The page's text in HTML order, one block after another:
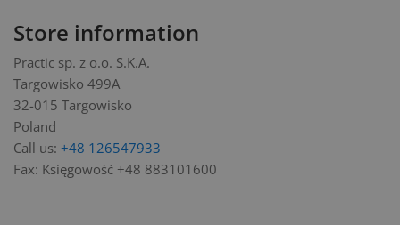
Store information
Practic sp. z o.o. S.K.A.
Targowisko 499A
32-015 Targowisko
Poland
Call us: +48 126547933
Fax: Księgowość +48 883101600